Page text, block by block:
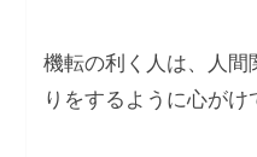
機転の利く人は、人間
りをするように心がけ